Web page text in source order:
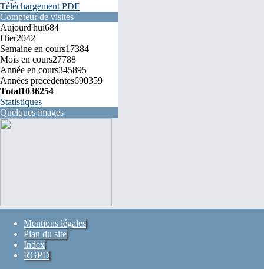
Téléchargement PDF
Compteur de visites
Aujourd'hui684
Hier2042
Semaine en cours17384
Mois en cours27788
Année en cours345895
Années précédentes690359
Total1036254
Statistiques
Quelques images
Mentions légales
Plan du site
Index
RGPD